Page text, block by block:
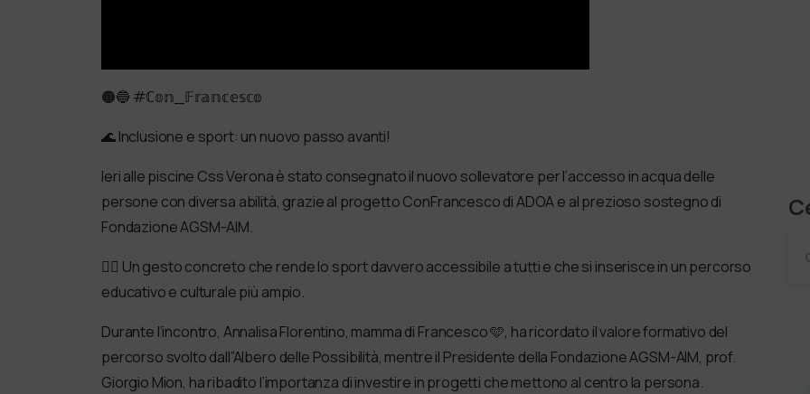
🟠🔵 #ℂ𝕠𝕟_𝔽𝕣𝕒𝕟𝕔𝕖𝕤𝕔𝕠
🌊 Inclusione e sport: un nuovo passo avanti!
Ieri alle piscine Css Verona è stato consegnato il nuovo sollevatore per l’accesso in acqua delle
persone con diversa abilità, grazie al progetto ConFrancesco di ADOA e al prezioso sostegno di
Fondazione AGSM-AIM.
🏊‍♂️ Un gesto concreto che rende lo sport davvero accessibile a tutti e che si inserisce in un percorso
educativo e culturale più ampio.
Durante l’incontro, Annalisa Florentino, mamma di Francesco 🩵, ha ricordato il valore formativo del
percorso svolto dall”Albero delle Possibilità, mentre il Presidente della Fondazione AGSM-AIM, prof.
Giorgio Mion, ha ribadito l’importanza di investire in progetti che mettono al centro la persona.